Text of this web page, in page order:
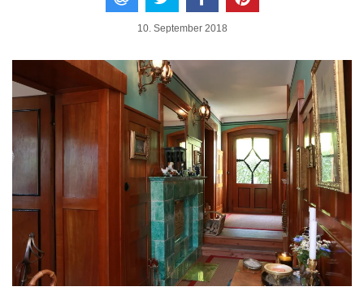
10. September 2018